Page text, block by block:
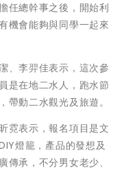
任總幹事之後，開始利
機會能夠與同學一起來
、李羿佳表示，這次參
是在地二水人，跑水節
帶動二水觀光及旅遊。
霓表示，報名項目是文
燈籠，產品的發想及
承，不分男女老少、